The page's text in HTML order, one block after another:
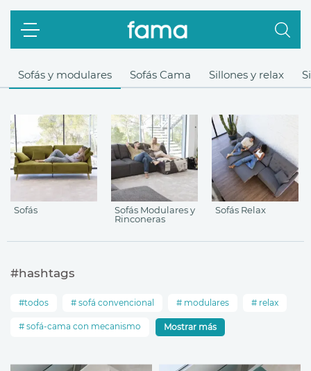
Sofás y modulares
Sofás
Sofás Modulares y
Rinconeras
Sofás Relax
Sofás Cama Sillones y relax
#hashtags
todos sofá convencional modulares relax
sofá-cama con mecanismo Mostrar más